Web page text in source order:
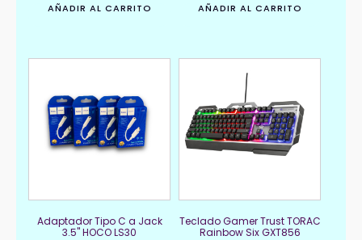
AÑADIR AL CARRITO AÑADIR AL CARRITO
Adaptador Tipo C a Jack
3.5" HOCO LS30
Teclado Gamer Trust TORAC
Rainbow Six GXT856